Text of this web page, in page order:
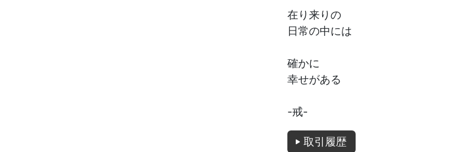
在り来りの
日常の中には
確かに
幸せがある
-戒-
取引履歴